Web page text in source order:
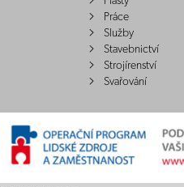
Práce
Služby
Stavebnictví
Strojírenství
Svařování